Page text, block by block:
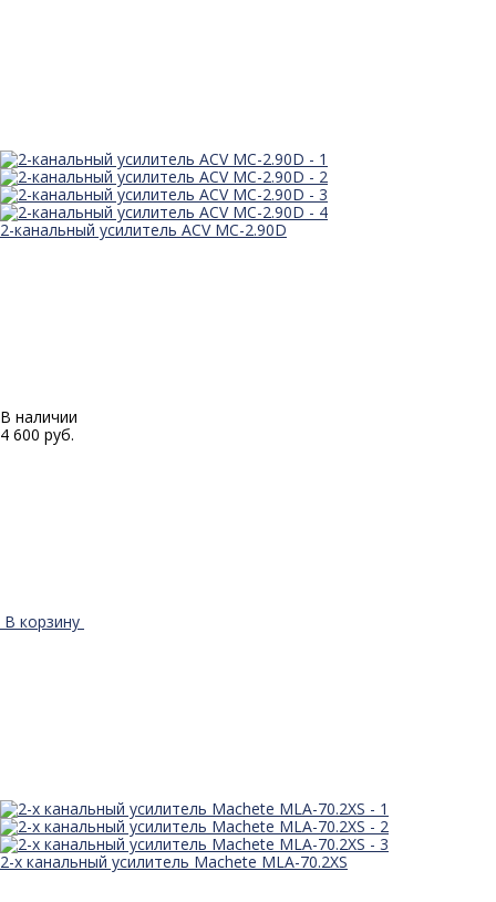
2-канальный усилитель ACV MC-2.90D
В наличии
4 600 руб.
В корзину
2-х канальный усилитель Machete MLA-70.2XS